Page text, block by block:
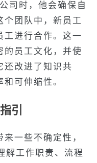
司时，他会确保自
个团队中，新员工
工进行合作。这一
的员工文化，并使
还改进了知识共
可伸缩性。
引
一些不确定性，
解工作职责、流程